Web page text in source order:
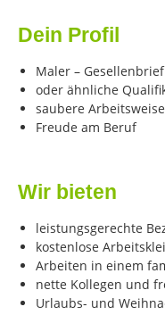
Dein Profil
Maler – Gesellenbrief
oder ähnliche
saubere Arbeitsweise
Freude am Beruf
Wir bieten
leistungsgerechte
kostenlose
Arbeiten in einem
nette Kollegen und
Urlaubs- und